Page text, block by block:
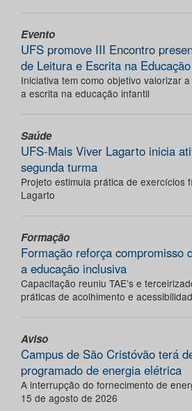
Evento
UFS promove III Encontro
de Leitura e Escrita na
Iniciativa tem como objetivo valorizar
a escrita na educação infantil
Saúde
UFS-Mais Viver Lagarto inicia
segunda turma
Projeto estimula prática de exercícios
Lagarto
Formação
Formação reforça compromisso
a educação inclusiva
Capacitação reuniu TAE’s e
práticas de acolhimento e
Aviso
Campus de São Cristóvão terá
programado de energia elétrica
A interrupção do fornecimento de
15 de agosto de 2026